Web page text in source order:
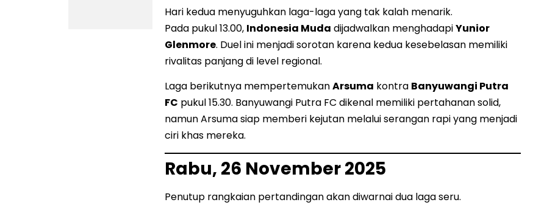
Hari kedua menyuguhkan laga-laga yang tak kalah menarik.
Pada pukul 13.00, Indonesia Muda dijadwalkan menghadapiYunior
Glenmore. Duel ini menjadi sorotan karena kedua kesebelasan memiliki
rivalitas panjang di level regional.
Laga berikutnya mempertemukanArsuma kontra Banyuwangi Putra
FC pukul 15.30. Banyuwangi Putra FC dikenal memiliki pertahanan solid,
namun Arsuma siap memberi kejutan melalui serangan rapi yang menjadi
ciri khas mereka.
Rabu, 26 November 2025
Penutup rangkaian pertandingan akan diwarnai dua laga seru.